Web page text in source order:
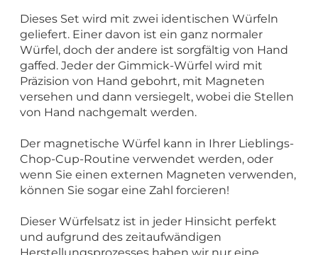
Dieses Set wird mit zwei identischen Würfeln
geliefert. Einer davon ist ein ganz normaler
Würfel, doch der andere ist sorgfältig von Hand
gaffed. Jeder der Gimmick-Würfel wird mit
Präzision von Hand gebohrt, mit Magneten
versehen und dann versiegelt, wobei die Stellen
von Hand nachgemalt werden.
Der magnetische Würfel kann in Ihrer Lieblings-
Chop-Cup-Routine verwendet werden, oder
wenn Sie einen externen Magneten verwenden,
können Sie sogar eine Zahl forcieren!
Dieser Würfelsatz ist in jeder Hinsicht perfekt
und aufgrund des zeitaufwändigen
Herstellungsprozesses haben wir nur eine